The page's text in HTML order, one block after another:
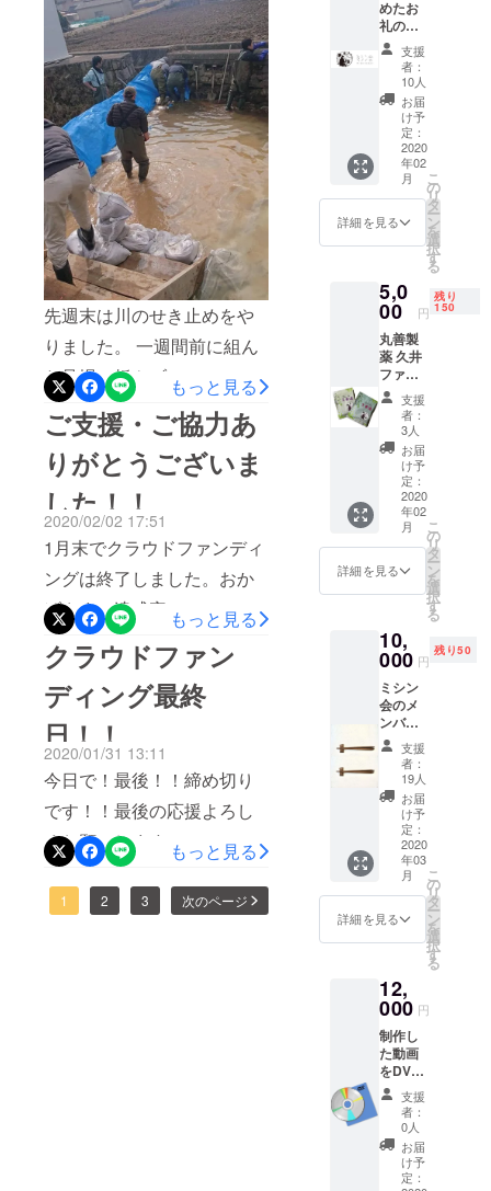
楽しんでください(^-^)/
先週末は川のせき止めをや
りました。 一週間前に組ん
だ足場に板やブルーシー
ト、土のうを用いて水が溜
まるようにします。 先輩と
後輩が手伝ってくれて無事
終了。
もっと見る
ご支援・ご協力あ
りがとうございま
した！！
2020/02/02 17:51
1月末でクラウドファンディ
ングは終了しました。おか
げさまで達成率138%、50名
以上からのご支援をいただ
きました。本当に、ありが
とうございました！本番当
日の華やかなハッピ姿をお
楽しみに！ ※支援人数につ
いて：プロジェクトページ
での表示は49名なのです
が、手渡し、振り込みで支
援してくださった分を会計
担当が代理で手続きをして
もっと見る
クラウドファン
ディング最終
日！！
2020/01/31 13:11
今日で！最後！！締め切り
です！！最後の応援よろし
くお願いします！！もっと見る
1 2 3 次のページ
締め続け今
ではレジェ
ンドの仲間
入り。三度
のメシより
はだか祭り
好き。つい
に40歳主役
としての参
加に真冬の
さも溶かす
程魂の炎を
燃やす。
めたお
礼の
メール
をお送
りいた
しま
す。
支援
者：
10人
お届
け予
定：
2020
年02
月
詳細を見る
こ
の
リ
タ
ー
ン
を
選
択
す
る
5,0
00 円
残り
150
丸善製
薬 久井
ファー
ムのご
好意で
非売品
の入浴
剤を分
けてい
ただき
まし
た。 *デ
ザイン
はイ
メージ
です。
物とは
異なり
ますの
で、あ
らかじ
めご了
承くだ
さい。
支援
者：
3人
お届
け予
定：
2020
年02
月
詳細を見る
こ
の
リ
タ
ー
ン
を
選
択
す
る
10,
000 円
残り50
ミシン
会のメ
ンバー
である
久井町
のこだ
わり家
具屋さ
ん『サ
クラサ
ク』が
製作で
使って
いる高
級材ブ
ラック
ナット
または
チェ
リーを
使用し
て手作
りした
箸と箸
置きで
す。(使
用する
材木の
支援
者：
19人
お届
け予
定：
2020
年03
月
詳細を見る
こ
の
リ
タ
ー
ン
を
選
択
す
る
12,
000 円
制作し
た動画
をDVD
にして
お送り
しま
す。
支援
者：
0人
お届
け予
定：